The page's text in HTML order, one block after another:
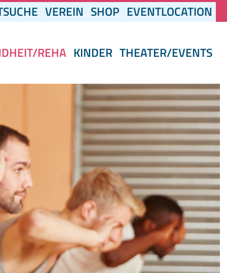
(CURRENT)
VEREIN SHOP EVENTLOCATION
REHA KINDER THEATER/EVENTS